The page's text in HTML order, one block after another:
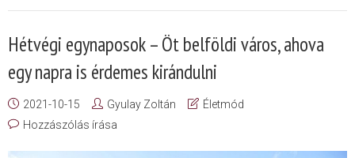
Hétvégi egynaposok – Öt belföldi város, ahova
egy napra is érdemes kirándulni
2021-10-15 Gyulay Zoltán
Életmód
Hozzászólás írása